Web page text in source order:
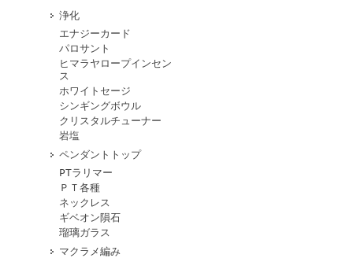
浄化
エナジーカード
パロサント
ヒマラヤロープインセン
ス
ホワイトセージ
シンギングボウル
クリスタルチューナー
岩塩
ペンダントトップ
PTラリマー
ＰＴ各種
ネックレス
ギベオン隕石
瑠璃ガラス
マクラメ編み